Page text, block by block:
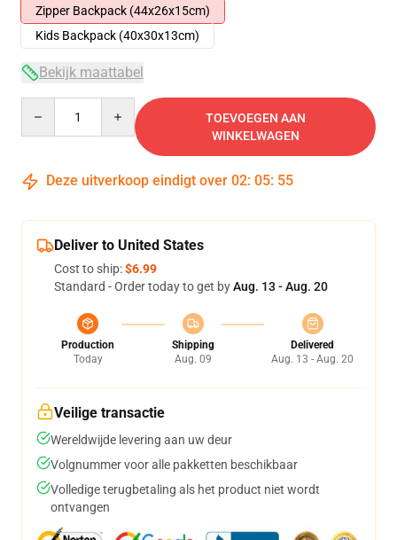
Zipper Backpack (44x26x15cm)
Kids Backpack (40x30x13cm)
Bekijk maattabel
TOEVOEGEN AAN
WINKELWAGEN
Deze uitverkoop eindigt over 02: 05: 54
Deliver to United States
Cost to ship:$6.99
Standard - Order today to get byAug. 13 - Aug. 20
Production
Today
Shipping
Aug. 09
Delivered
Aug. 13 - Aug. 20
Veilige transactie
Wereldwijde levering aan uw deur
Volgnummer voor alle pakketten beschikbaar
Volledige terugbetaling als het product niet wordt
ontvangen